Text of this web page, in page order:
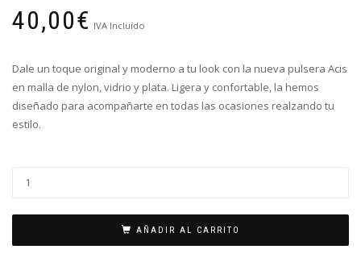
40,00€ IVA Incluído
Dale un toque original y moderno a tu look con la nueva pulsera Acis
en malla de nylon, vidrio y plata. Ligera y confortable, la hemos
diseñado para acompañarte en todas las ocasiones realzando tu
estilo.
AÑADIR AL CARRITO